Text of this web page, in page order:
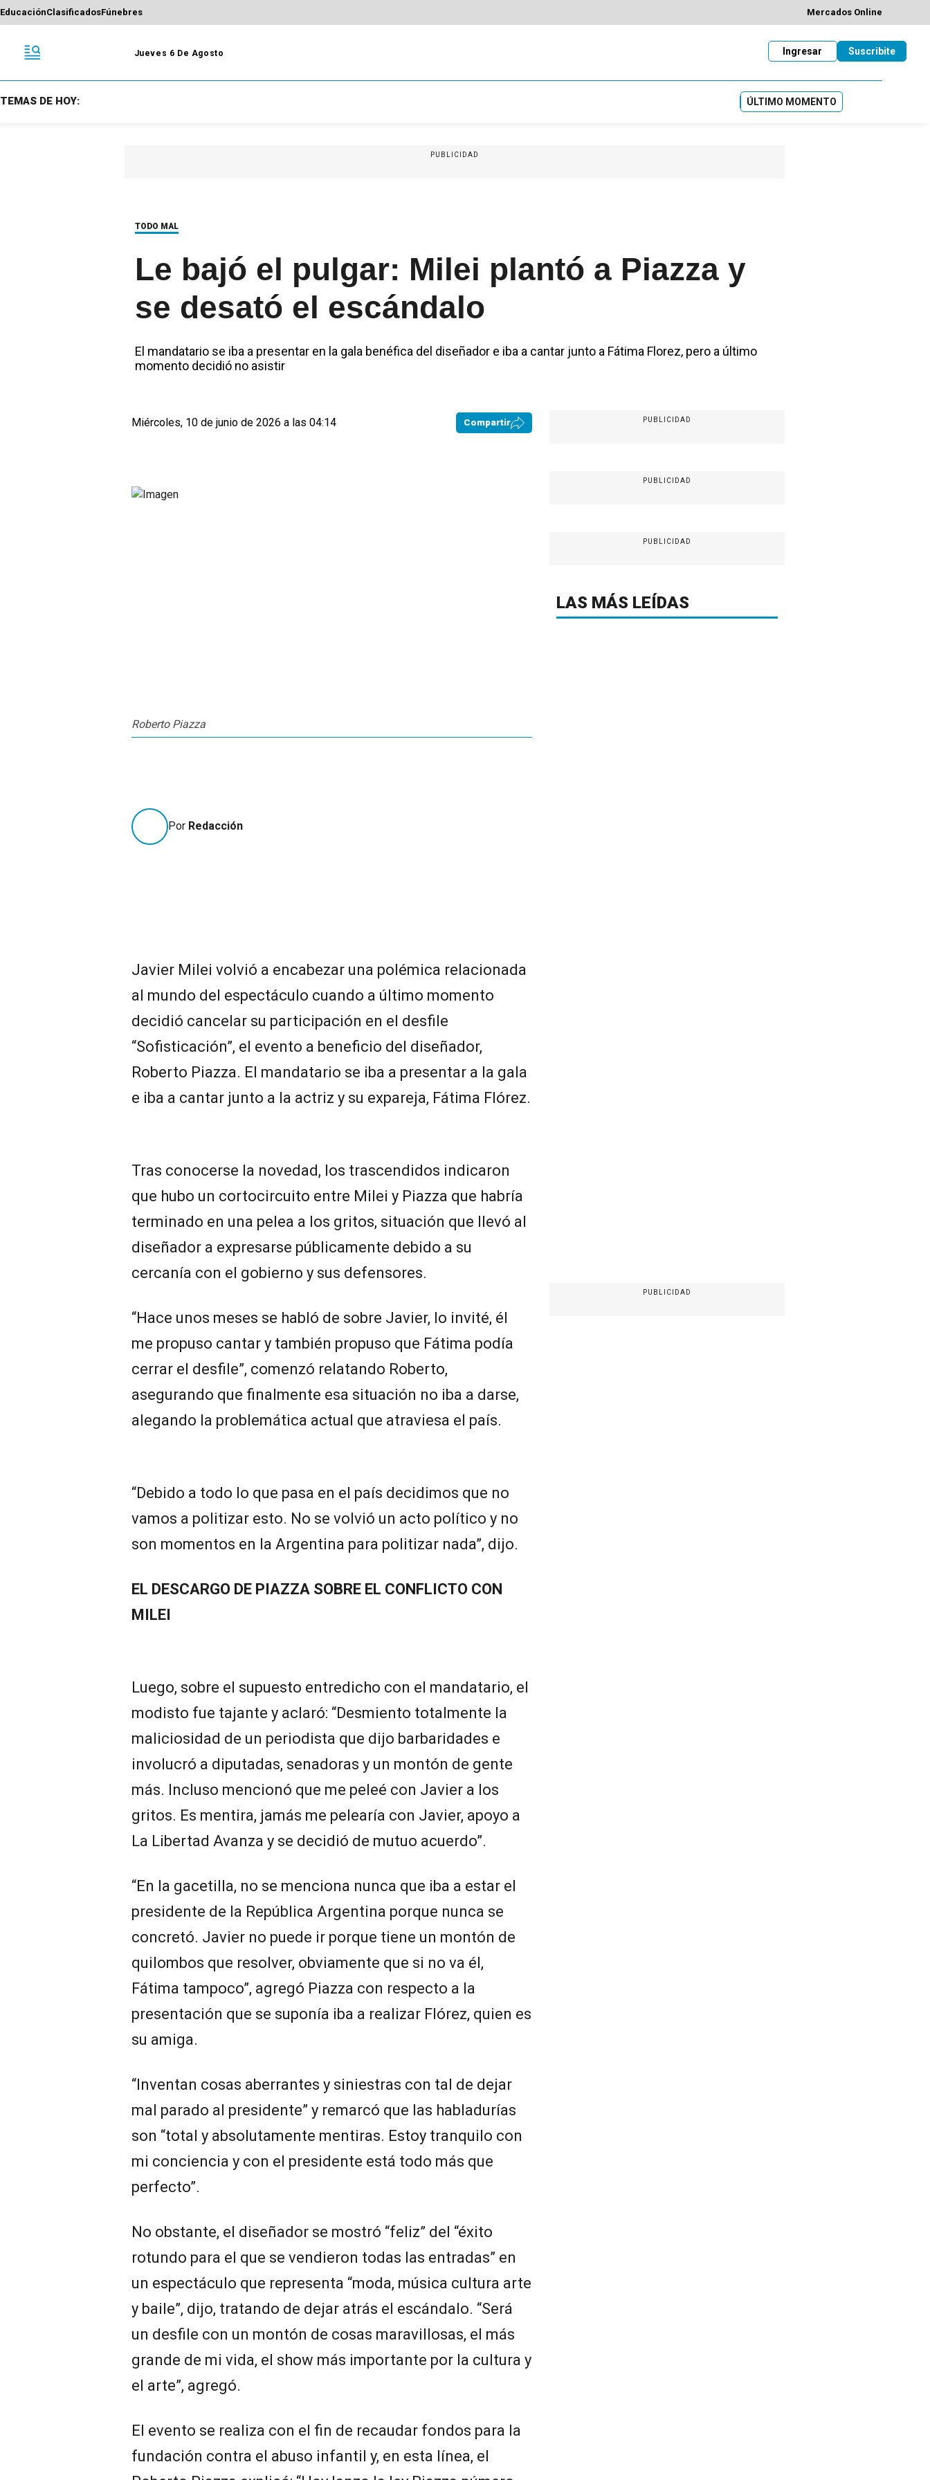
EducaciónClasificadosFúnebres Mercados Online
Jueves 6 De Agosto Suscribite
Ingresar
TEMAS DE HOY: ÚLTIMO MOMENTO
PUBLICIDAD
TODO MAL
Le bajó el pulgar: Milei plantó a Piazza y
se desató el escándalo
El mandatario se iba a presentar en la gala benéfica del diseñador e iba a cantar junto a Fátima Florez, pero a último
momento decidió no asistir
Miércoles, 10 de junio de 2026 a las 04:14 Compartir
Roberto Piazza
Por Redacción
Javier Milei volvió a encabezar una polémica relacionada
al mundo del espectáculo cuando a último momento
decidió cancelar su participación en el desfile
“Sofisticación”, el evento a beneficio del diseñador,
Roberto Piazza. El mandatario se iba a presentar a la gala
e iba a cantar junto a la actriz y su expareja, Fátima Flórez.
Tras conocerse la novedad, los trascendidos indicaron
que hubo un cortocircuito entre Milei y Piazza que habría
terminado en una pelea a los gritos, situación que llevó al
diseñador a expresarse públicamente debido a su
cercanía con el gobierno y sus defensores.
“Hace unos meses se habló de sobre Javier, lo invité, él
me propuso cantar y también propuso que Fátima podía
cerrar el desfile”, comenzó relatando Roberto,
asegurando que finalmente esa situación no iba a darse,
alegando la problemática actual que atraviesa el país.
“Debido a todo lo que pasa en el país decidimos que no
vamos a politizar esto. No se volvió un acto político y no
son momentos en la Argentina para politizar nada”, dijo.
EL DESCARGO DE PIAZZA SOBRE EL CONFLICTO CON
MILEI
Luego, sobre el supuesto entredicho con el mandatario, el
modisto fue tajante y aclaró: “Desmiento totalmente la
maliciosidad de un periodista que dijo barbaridades e
involucró a diputadas, senadoras y un montón de gente
más. Incluso mencionó que me peleé con Javier a los
gritos. Es mentira, jamás me pelearía con Javier, apoyo a
La Libertad Avanza y se decidió de mutuo acuerdo”.
“En la gacetilla, no se menciona nunca que iba a estar el
presidente de la República Argentina porque nunca se
concretó. Javier no puede ir porque tiene un montón de
quilombos que resolver, obviamente que si no va él,
Fátima tampoco”, agregó Piazza con respecto a la
presentación que se suponía iba a realizar Flórez, quien es
su amiga.
“Inventan cosas aberrantes y siniestras con tal de dejar
mal parado al presidente” y remarcó que las habladurías
son “total y absolutamente mentiras. Estoy tranquilo con
mi conciencia y con el presidente está todo más que
perfecto”.
No obstante, el diseñador se mostró “feliz” del “éxito
rotundo para el que se vendieron todas las entradas” en
un espectáculo que representa “moda, música cultura arte
y baile”, dijo, tratando de dejar atrás el escándalo. “Será
un desfile con un montón de cosas maravillosas, el más
grande de mi vida, el show más importante por la cultura y
el arte”, agregó.
El evento se realiza con el fin de recaudar fondos para la
fundación contra el abuso infantil y, en esta línea, el
PUBLICIDAD
PUBLICIDAD
PUBLICIDAD
LAS MÁS LEÍDAS
PUBLICIDAD